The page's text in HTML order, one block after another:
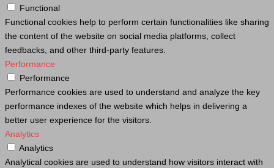
Functional
Functional cookies help to perform certain functionalities like sharing
the content of the website on social media platforms, collect
feedbacks, and other third-party features.
Performance
Performance
Performance cookies are used to understand and analyze the key
performance indexes of the website which helps in delivering a
better user experience for the visitors.
Analytics
Analytics
Analytical cookies are used to understand how visitors interact with